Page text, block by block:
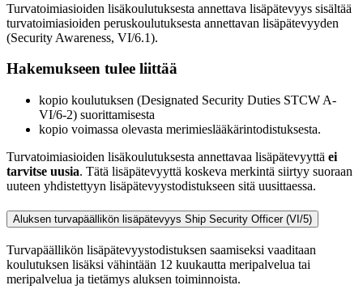
Turvatoimiasioiden lisäkoulutuksesta annettava lisäpätevyys sisältää
turvatoimiasioiden peruskoulutuksesta annettavan lisäpätevyyden
(Security Awareness, VI/6.1).
Hakemukseen tulee liittää
kopio koulutuksen (Designated Security Duties STCW A-
VI/6-2) suorittamisesta
kopio voimassa olevasta merimieslääkärintodistuksesta.
Turvatoimiasioiden lisäkoulutuksesta annettavaa lisäpätevyyttä ei
tarvitse uusia. Tätä lisäpätevyyttä koskeva merkintä siirtyy suoraan
uuteen yhdistettyyn lisäpätevyystodistukseen sitä uusittaessa.
Aluksen turvapäällikön lisäpätevyys Ship Security Officer (VI/5)
Turvapäällikön lisäpätevyystodistuksen saamiseksi vaaditaan
koulutuksen lisäksi vähintään 12 kuukautta meripalvelua tai
meripalvelua ja tietämys aluksen toiminnoista.